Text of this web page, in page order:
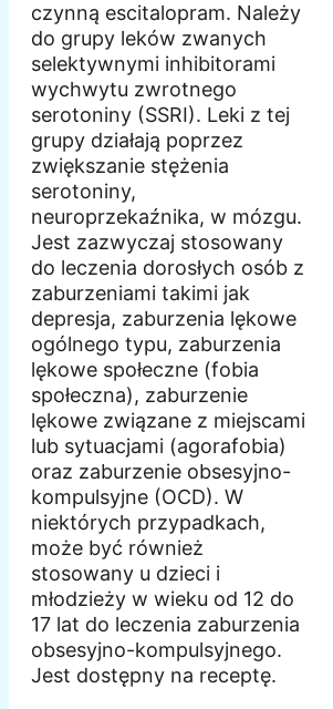
czynną escitalopram. Należy
do grupy leków zwanych
selektywnymi inhibitorami
wychwytu zwrotnego
serotoniny (SSRI). Leki z tej
grupy działają poprzez
zwiększanie stężenia
serotoniny,
neuroprzekaźnika, w mózgu.
Jest zazwyczaj stosowany
do leczenia dorosłych osób z
zaburzeniami takimi jak
depresja, zaburzenia lękowe
ogólnego typu, zaburzenia
lękowe społeczne (fobia
społeczna), zaburzenie
lękowe związane z miejscami
lub sytuacjami (agorafobia)
oraz zaburzenie obsesyjno-
kompulsyjne (OCD). W
niektórych przypadkach,
może być również
stosowany u dzieci i
młodzieży w wieku od 12 do
17 lat do leczenia zaburzenia
obsesyjno-kompulsyjnego.
Jest dostępny na receptę.